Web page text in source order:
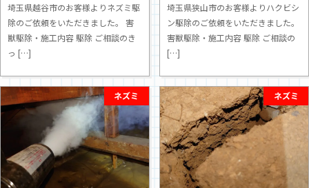
埼玉県越谷市のお客様よりネズミ駆
除のご依頼をいただきました。 害
獣駆除・施工内容 駆除 ご相談のき
っ […]
埼玉県狭山市のお客様よりハクビシ
ン駆除のご依頼をいただきました。
害獣駆除・施工内容 駆除 ご相談の
[…]
ネズミ ネズミ